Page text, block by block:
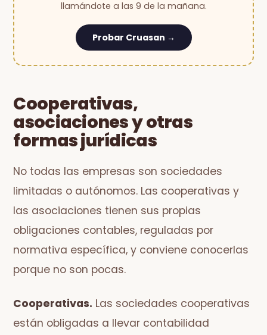
llamándote a las 9 de la mañana.
Probar Cruasan →
Cooperativas,
asociaciones y otras
formas jurídicas
No todas las empresas son sociedades
limitadas o autónomos. Las cooperativas y
las asociaciones tienen sus propias
obligaciones contables, reguladas por
normativa específica, y conviene conocerlas
porque no son pocas.
Cooperativas. Las sociedades cooperativas
están obligadas a llevar contabilidad